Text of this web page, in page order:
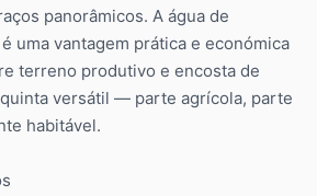
panorâmicos. A água de
uma vantagem prática e económica
terreno produtivo e encosta de
versátil — parte agrícola, parte
habitável.